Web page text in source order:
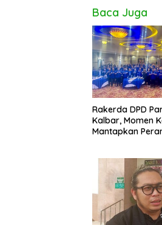
Baca Juga
Rakerda DPD
Kalbar, Momen
Mantapkan